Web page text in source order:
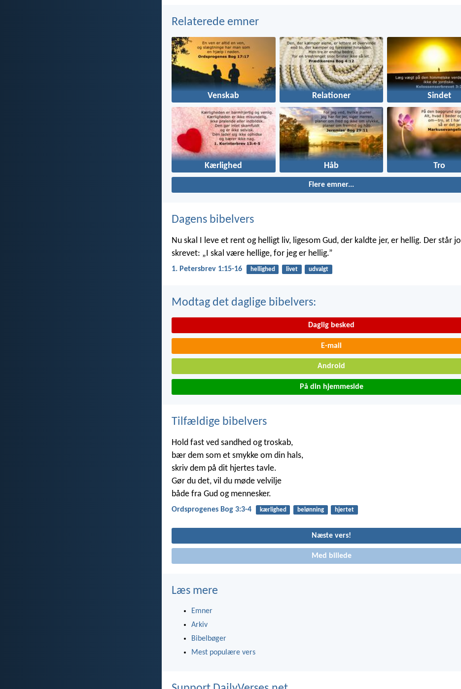
Relaterede emner
Venskab Relationer Sindet
Kærlighed Håb Tro
Flere emner...
Dagens bibelvers
Nu skal I leve et rent og helligt liv, ligesom Gud, der kaldte jer, er hellig. Der står jo
skrevet: „I skal være hellige, for jeg er hellig.”
1. Petersbrev 1:15-16 hellighed livet udvalgt
Modtag det daglige bibelvers:
Daglig besked
E-mail
Android
På din hjemmeside
Tilfældige bibelvers
Hold fast ved sandhed og troskab,
bær dem som et smykke om din hals,
skriv dem på dit hjertes tavle.
Gør du det, vil du møde velvilje
både fra Gud og mennesker.
Ordsprogenes Bog 3:3-4 kærlighed belønning hjertet
Næste vers!
Med billede
Læs mere
Emner
Arkiv
Bibelbøger
Mest populære vers